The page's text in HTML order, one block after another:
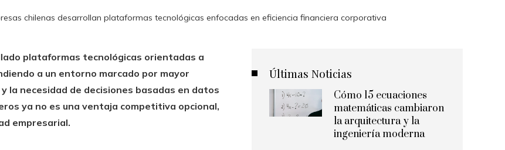
chilenas desarrollan plataformas tecnológicas enfocadas en eficiencia financiera corporativa
plataformas tecnológicas orientadas a
a un entorno marcado por mayor
la necesidad de decisiones basadas en datos
ya no es una ventaja competitiva opcional,
empresarial.
Últimas Noticias
Cómo 15 ecuaciones
matemáticas cambiaron
la arquitectura y la
ingeniería moderna